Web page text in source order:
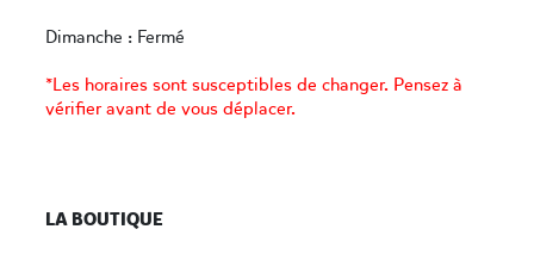
Dimanche : Fermé
*Les horaires sont susceptibles de changer. Pensez à
vérifier avant de vous déplacer.
LA BOUTIQUE